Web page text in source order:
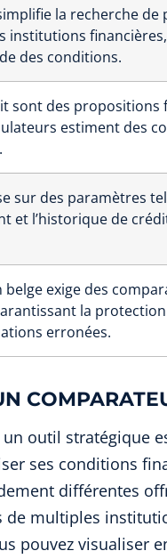
la recherche de
institutions
des conditions.
sont des propositions
estiment des
sur des paramètres
et l’historique de
exige des
la
erronées.
outil stratégique
ses conditions
différentes
multiples
pouvez visualiser